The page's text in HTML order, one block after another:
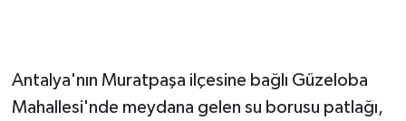
Antalya'nın Muratpaşa ilçesine bağlı Güzeloba
Mahallesi'nde meydana gelen su borusu patlağı,